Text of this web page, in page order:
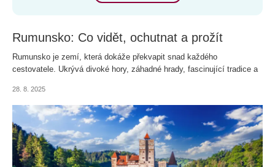
Rumunsko: Co vidět, ochutnat a prožít
Rumunsko je zemí, která dokáže překvapit snad každého
cestovatele. Ukrývá divoké hory, záhadné hrady, fascinující tradice a
destinaci, jedná se o ideální tip pro dovolenou nejen v roce 2025.
28. 8. 2025